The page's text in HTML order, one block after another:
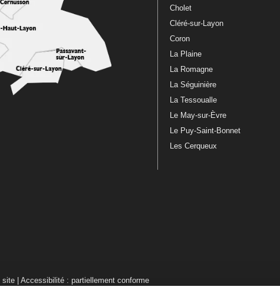
Cholet
Cléré-sur-Layon
Coron
La Plaine
La Romagne
La Séguinière
La Tessoualle
Le May-sur-Èvre
Le Puy-Saint-Bonnet
Les Cerqueux
site Accessibilité : partiellement conforme